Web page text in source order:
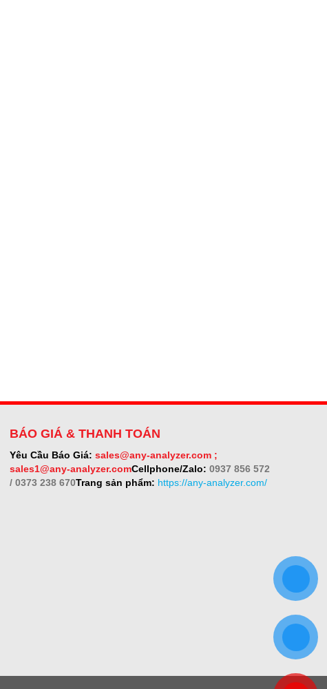
BÁO GIÁ & THANH TOÁN
Yêu Cầu Báo Giá: sales@any-analyzer.com ;
sales1@any-analyzer.comCellphone/Zalo: 0937 856 572
/ 0373 238 670Trang sản phẩm: https://any-analyzer.com/